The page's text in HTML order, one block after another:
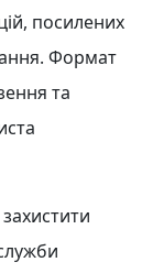
посилених
Формат
та